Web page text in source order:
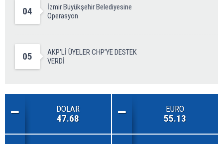
04
İzmir Büyükşehir Belediyesine
Operasyon
05
AKP'Lİ ÜYELER CHP’YE DESTEK
VERDİ
DOLAR
47.68
EURO
55.13